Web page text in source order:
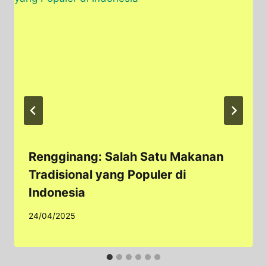
Rengginang: Salah Satu Makanan
Tradisional yang Populer di
Indonesia
24/04/2025